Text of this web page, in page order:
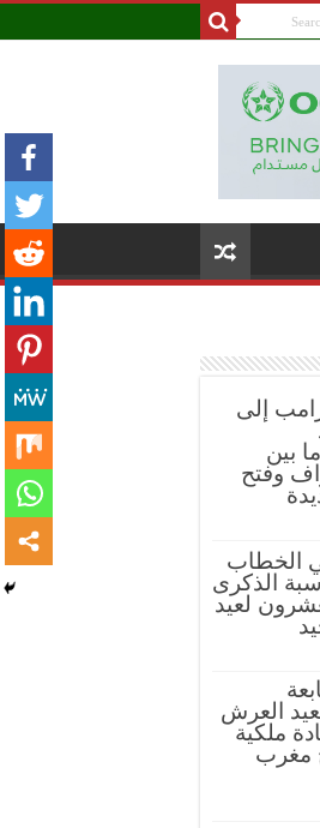
إلى
بين
وفتح
الخطاب
الذكرى
لعيد
العرش
ملكية
مغرب